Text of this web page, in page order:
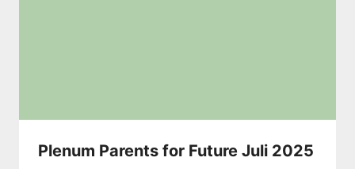
Plenum Parents for Future Juli 2025